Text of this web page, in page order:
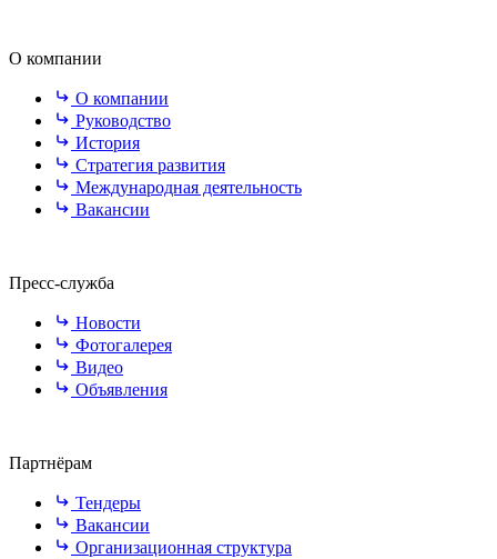
О компании
О компании
Руководство
История
Стратегия развития
Международная деятельность
Вакансии
Пресс-служба
Новости
Фотогалерея
Видео
Объявления
Партнёрам
Тендеры
Вакансии
Организационная структура